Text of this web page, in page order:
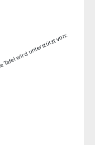
Diese Tafel wird unterstützt von: